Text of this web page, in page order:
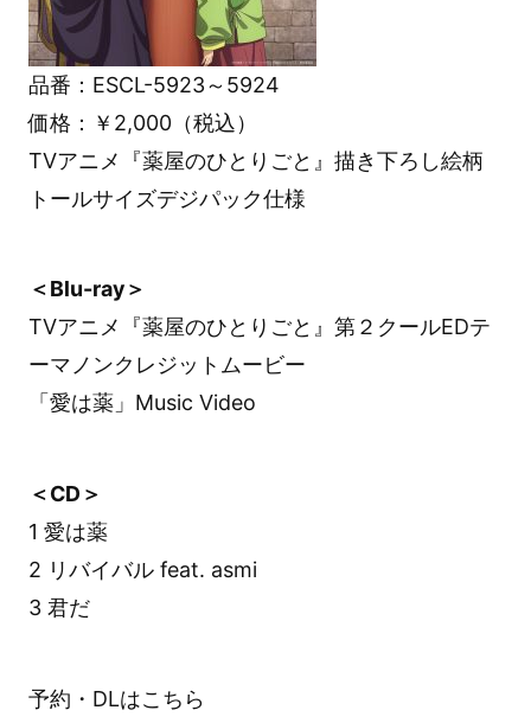
品番：ESCL-5923～5924
価格：￥2,000（税込）
TVアニメ『薬屋のひとりごと』描き下ろし絵柄
トールサイズデジパック仕様
＜Blu-ray＞
TVアニメ『薬屋のひとりごと』第２クールEDテ
ーマノンクレジットムービー
「愛は薬」Music Video
＜CD＞
1 愛は薬
2 リバイバル feat. asmi
3 君だ
予約・DLはこちら